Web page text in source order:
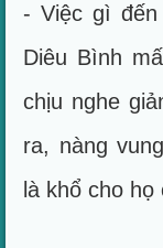
- Việc gì
Diêu Bình
chịu nghe
ra, nàng
là khổ cho họ